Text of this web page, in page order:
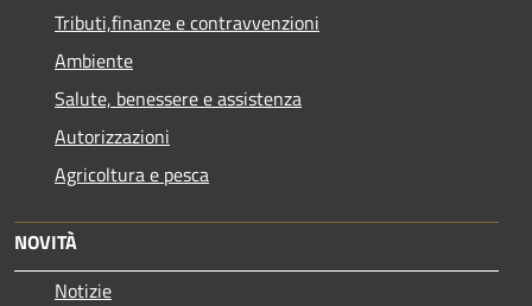
Tributi,finanze e contravvenzioni
Ambiente
Salute, benessere e assistenza
Autorizzazioni
Agricoltura e pesca
NOVITÀ
Notizie